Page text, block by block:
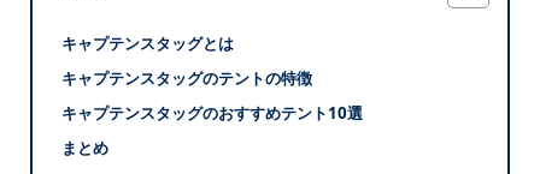
キャプテンスタッグとは
キャプテンスタッグのテントの特徴
キャプテンスタッグのおすすめテント10選
まとめ